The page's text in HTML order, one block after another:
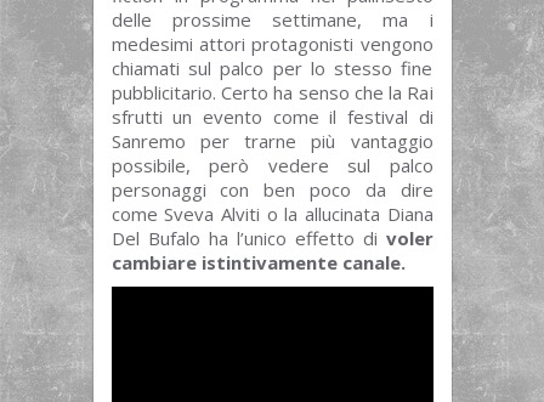
delle prossime settimane, ma i
medesimi attori protagonisti vengono
chiamati sul palco per lo stesso fine
pubblicitario. Certo ha senso che la Rai
sfrutti un evento come il festival di
Sanremo per trarne più vantaggio
possibile, però vedere sul palco
personaggi con ben poco da dire
come Sveva Alviti o la allucinata Diana
Del Bufalo ha l’unico effetto di voler
cambiare istintivamente canale.